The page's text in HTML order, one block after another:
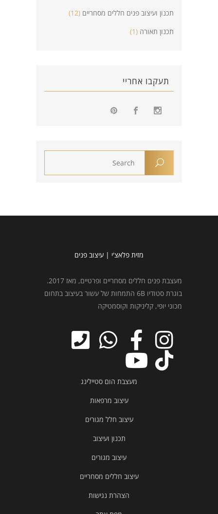
תכנון ועיצוב פנים חללים מסחריים (12)
תכנון תאורה (1)
תעקבו אחריי
מזית פלאצ'י | עיצוב פנים
מעצבת פנים חללים מסחריים ופרטיים, מאז 2017.
בוגרת סטודיו 6B התמחות של עשור בעיצוב בתחום
מכוני יופי, קליניקות וקוסמטיקה
מעצבת הום סטיילינג
עיצוב מרפאות
עיצוב חלל מגורים
תכנון ועיצוב
עיצוב מגורים
עיצוב חללים מסחריים
הצהרת נגישות